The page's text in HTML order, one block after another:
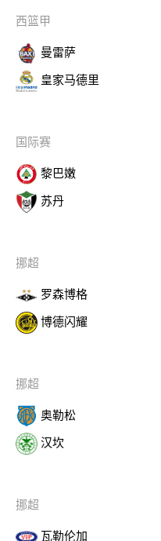
西篮甲
曼雷萨
皇家马德里
国际赛
黎巴嫩
苏丹
挪超
罗森博格
博德闪耀
挪超
奥勒松
汉坎
挪超
瓦勒伦加